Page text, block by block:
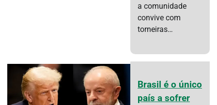
a comunidade
convive com
torneiras…
Brasil é o único
país a sofrer